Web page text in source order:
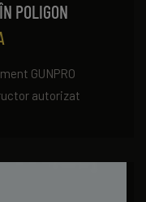
POLIGON
GUNPRO
autorizat